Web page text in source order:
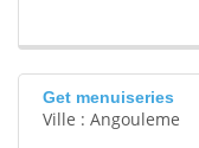
Get menuiseries
Ville : Angouleme